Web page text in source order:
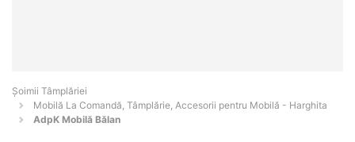
Șoimii Tâmplăriei
Mobilă La Comandă, Tâmplărie, Accesorii pentru Mobilă - Harghita
AdpK Mobilă Bălan